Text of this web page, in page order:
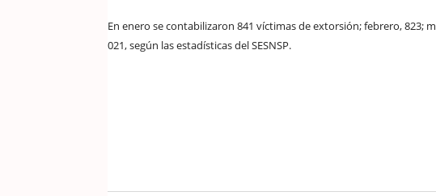
En enero se contabilizaron 841 víctimas de extorsión; febrero, 823;
021, según las estadísticas del SESNSP.